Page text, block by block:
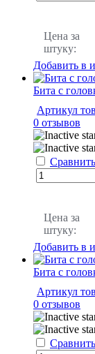
Цена за
штуку:
Добавить в
Бита с
Артикул
0 отзывов
Сравнить
Цена за
штуку:
Добавить в
Бита с
Артикул
0 отзывов
Сравнить